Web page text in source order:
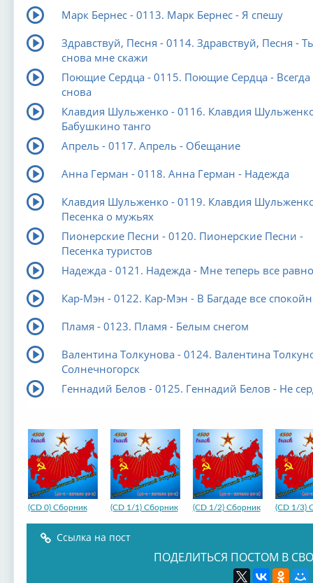
Марк Бернес - 0113. Марк Бернес - Я спешу
Здравствуй, Песня - 0114. Здравствуй, Песня -
снова мне скажи
Поющие Сердца - 0115. Поющие Сердца - Всегда
снова
Клавдия Шульженко - 0116. Клавдия
Бабушкино танго
Апрель - 0117. Апрель - Обещание
Анна Герман - 0118. Анна Герман - Надежда
Клавдия Шульженко - 0119. Клавдия
Песенка о мужьях
Пионерские Песни - 0120. Пионерские Песни -
Песенка туристов
Надежда - 0121. Надежда - Мне теперь все равно
Кар-Мэн - 0122. Кар-Мэн - В Багдаде все
Пламя - 0123. Пламя - Белым снегом
Валентина Толкунова - 0124. Валентина
Солнечногорск
Геннадий Белов - 0125. Геннадий Белов - Не
(CD 0) Сборник (CD 1/1) Сборник (CD 1/2) Сборник (CD 1/3)
Ссылка на пост
ПОДЕЛИТЬСЯ ПОСТОМ В